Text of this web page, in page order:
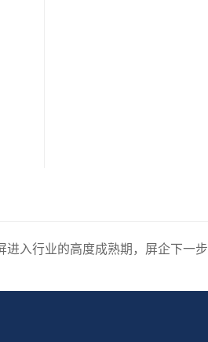
进入行业的高度成熟期，屏企下一